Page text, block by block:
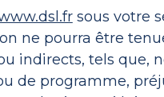
sous votre
ne pourra être
indirects, tels que,
de programme,